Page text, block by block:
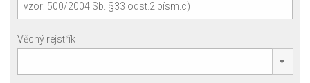
Věcný rejstřík